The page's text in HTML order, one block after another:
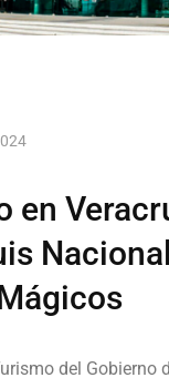
en
del Gobierno